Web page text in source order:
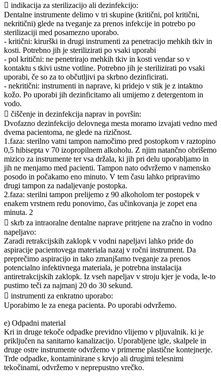
 indikacija za sterilizacijo ali dezinfekcijo:
Dentalne instrumente delimo v tri skupine (kritični, pol kritični,
nekritični) glede na tveganje za prenos infekcije in potrebo po
sterilizaciji med posamezno uporabo.
- kritični: kirurški in drugi instrumenti za penetracijo mehkih tkiv in
kosti. Potrebno jih je sterilizirati po vsaki uporabi
- pol kritični: ne penetrirajo mehkih tkiv in kosti vendar so v
kontaktu s tkivi ustne votline. Potrebno jih je sterilizirati po vsaki
uporabi, če so za to občutljivi pa skrbno dezinficirati.
- nekritični: instrumenti in naprave, ki pridejo v stik je z intaktno
kožo. Po uporabi jih dezinficitamo ali umijemo z detergentom in
vodo.
 čiščenje in dezinfekcija naprav in površin:
Dvofazno dezinfekcijo delovnega mesta moramo izvajati vedno med
dvema pacientoma, ne glede na rizičnost.
1.faza: sterilno vatni tampon namočimo pred postopkom v raztopino
0,5 hibisepta v 70 izopropilnem alkoholu. Z njim natančno obrišemo
mizico za instrumente ter vsa držala, ki jih pri delu uporabljamo in
jih ne menjamo med pacienti. Tampon nato odvržemo v namensko
posodo in počakamo eno minuto. V tem času lahko pripravimo
drugi tampon za nadaljevanje postopka.
2.faza: sterilni tampon prelijemo z 90 alkoholom ter postopek v
enakem vrstnem redu ponovimo, čas učinkovanja je zopet ena
minuta. 2
 skrb za intraoralne dentalne naprave pritrjene na zračno in vodno
napeljavo:
Zaradi retrakcijskih zaklopk v vodni napeljavi lahko pride do
aspiracije pacientovega materiala nazaj v ročni instrument. Da
preprečimo aspiracijo in tako zmanjšamo tveganje za prenos
potencialno infektivnega materiala, je potrebna instalacija
antiretrakcijskih zaklopk. Iz vseh napeljav v stroju kjer je voda, le-to
pustimo teči za najmanj 20 do 30 sekund.
 instrumenti za enkratno uporabo:
Uporabimo le za enega pacienta. Po uporabi odvržemo.
e) Odpadni material
Kri in druge tekoče odpadke previdno vlijemo v pljuvalnik. ki je
priključen na sanitarno kanalizacijo. Uporabljene igle, skalpele in
druge ostre instrumente odvržemo v primerne plastične kontejnerje.
Trde odpadke, kontaminirane s krvjo ali drugimi telesnimi
tekočinami, odvržemo v neprepustno vrečko.